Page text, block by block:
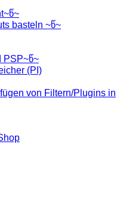
basteln ~წ~
PSP~წ~
(PI)
von Filtern/Plugins in